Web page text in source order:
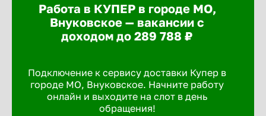
Работа в КУПЕР в городе МО,
Внуковское — вакансии с
доходом до 289 788 ₽
Подключение к сервису доставки Купер в
городе МО, Внуковское. Начните работу
онлайн и выходите на слот в день
обращения!